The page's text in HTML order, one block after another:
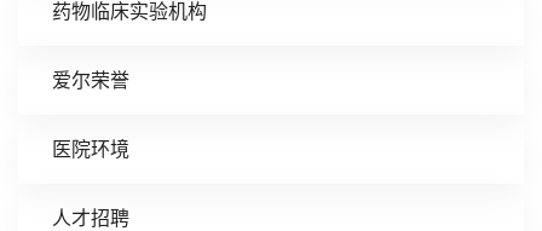
药物临床实验机构
爱尔荣誉
医院环境
人才招聘